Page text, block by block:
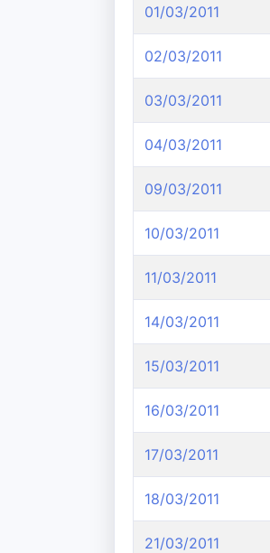
01/03/2011
02/03/2011
03/03/2011
04/03/2011
09/03/2011
10/03/2011
11/03/2011
14/03/2011
15/03/2011
16/03/2011
17/03/2011
18/03/2011
21/03/2011